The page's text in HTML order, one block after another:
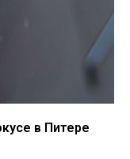
в Питере